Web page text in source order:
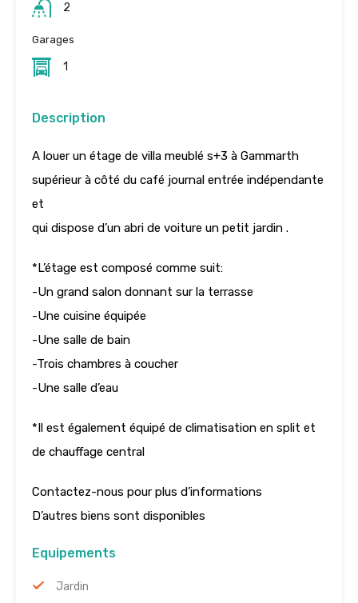
2
Garages
1
Description
A louer un étage de villa meublé s+3 à Gammarth
supérieur à côté du café journal entrée indépendante
et
qui dispose d’un abri de voiture un petit jardin .
*L’étage est composé comme suit:
-Un grand salon donnant sur la terrasse
-Une cuisine équipée
-Une salle de bain
-Trois chambres à coucher
-Une salle d’eau
*Il est également équipé de climatisation en split et
de chauffage central
Contactez-nous pour plus d’informations
D’autres biens sont disponibles
Equipements
Jardin